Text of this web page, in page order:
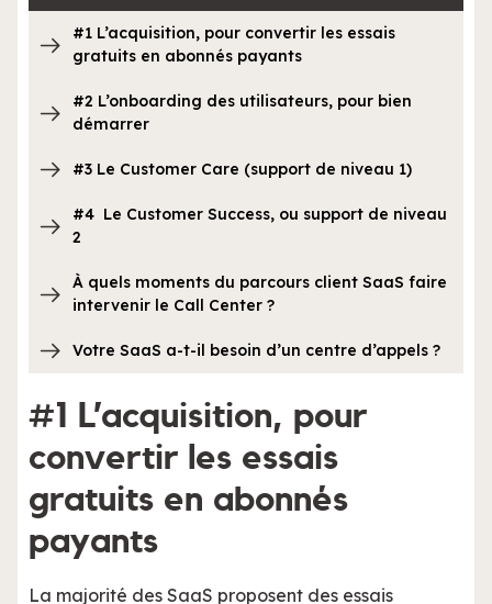
#1 L’acquisition, pour convertir les essais
gratuits en abonnés payants
#2 L’onboarding des utilisateurs, pour bien
démarrer
#3 Le Customer Care (support de niveau 1)
#4 Le Customer Success, ou support de niveau
2
À quels moments du parcours client SaaS faire
intervenir le Call Center ?
Votre SaaS a-t-il besoin d’un centre d’appels ?
#1 L’acquisition, pour
convertir les essais
gratuits en abonnés
payants
La majorité des SaaS proposent des essais